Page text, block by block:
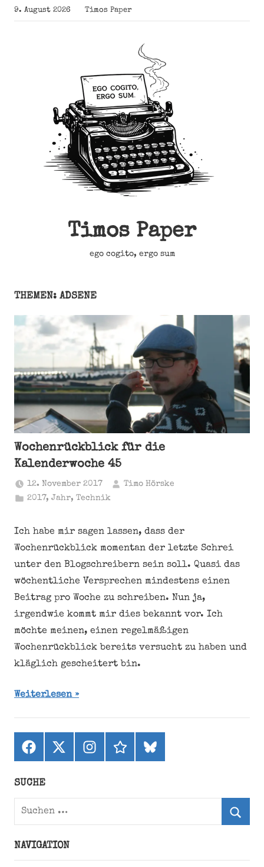
Zum
Inhalt
9. August 2026 Timos Paper
Timos Paper
ego cogito, ergo sum
THEMEN: ADSENE
Wochenrückblick für die
Kalenderwoche 45
12. November 2017
Timo Hörske
2017,Jahr,Technik
Ich habe mir sagen lassen, dass der
Wochenrückblick momentan der letzte Schrei
unter den Blogschreibern sein soll. Quasi das
wöchentliche Versprechen mindestens einen
Beitrag pro Woche zu schreiben. Nun ja,
irgendwie kommt mir dies bekannt vor. Ich
möchte meinen, einen regelmäßigen
Wochenrückblick bereits versucht zu haben und
kläglich gescheitert bin.
Weiterlesen
Facebook
X
(ehemals
Instagramthreadsbluesky
SUCHE
Suchen
NAVIGATION